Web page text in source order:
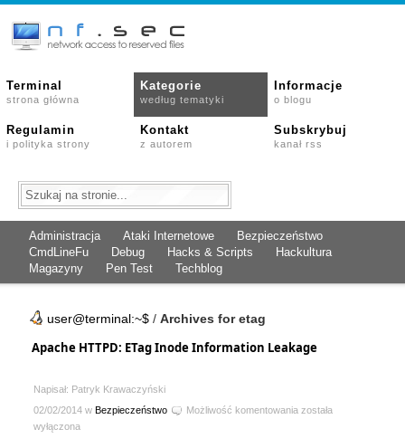
Terminal
strona główna
Kategorie
według tematyki
Informacje
o blogu
Regulamin
i polityka strony
Kontakt
z autorem
Subskrybuj
kanał rss
Administracja Ataki Internetowe
Bezpieczeństwo
CmdLineFu
Debug Hacks & Scripts
Hackultura
Magazyny
Pen Test Techblog
user@terminal:~$ / Archives for etag
Apache HTTPD: ETag Inode Information Leakage
Napisał: Patryk Krawaczyński
02/02/2014 w Bezpieczeństwo Możliwość komentowania Apache
została
wyłączona